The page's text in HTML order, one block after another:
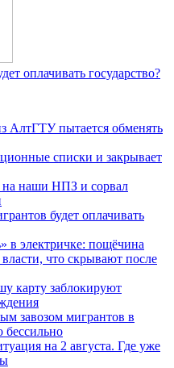
оплачивать государство?
АлтГТУ пытается обменять
списки и закрывает
на наши НПЗ и сорвал
будет оплачивать
в электричке: пощёчина
что скрывают после
карту заблокируют
завозом мигрантов в
бессильно
на 2 августа. Где уже